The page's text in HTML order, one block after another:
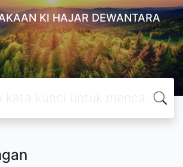
KI HAJAR DEWANTARA